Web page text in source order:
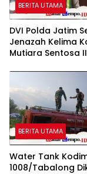
BERITA UTAMA
DVI Polda Jatim
Jenazah Kelima
Mutiara Sentosa II
BERITA UTAMA
Water Tank
1008/Tabalong